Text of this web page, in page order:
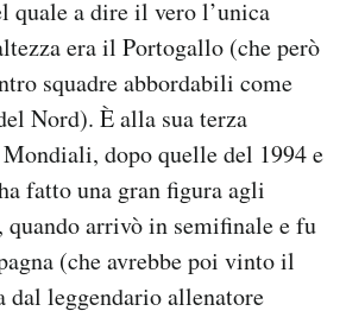
quale a dire il vero l’unica
era il Portogallo (che però
squadre abbordabili come
Nord). È alla sua terza
dopo quelle del 1994 e
fatto una gran figura agli
quando arrivò in semifinale e fu
(che avrebbe poi vinto il
dal leggendario allenatore